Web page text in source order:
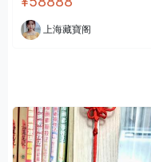
上海藏寶阁